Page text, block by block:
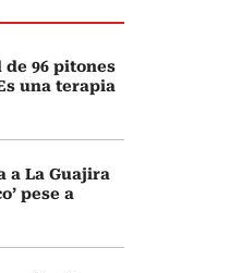
96 pitones
una terapia
a La Guajira
pese a